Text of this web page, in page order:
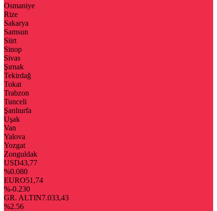
Osmaniye
Rize
Sakarya
Samsun
Siirt
Sinop
Sivas
Şırnak
Tekirdağ
Tokat
Trabzon
Tunceli
Şanlıurfa
Uşak
Van
Yalova
Yozgat
Zonguldak
USD43,77
%0.080
EURO51,74
%-0.230
GR. ALTIN7.033,43
%2.56